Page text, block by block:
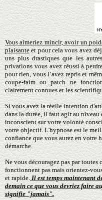
Vous aimeriez mincir, avoir un
plaisante et pour cela vous avez
uns plus drastiques que les
privations vous avez réussi à
pour rien, vous l’avez repris et
coupe-faim ou patch ne
clairement connues et les
Si vous avez la réelle intention
dans la durée, il faut agir au
inconscient sur votre volonté
votre objectif. L'hypnose est le
confiance que vous aurez en votre
démarche.
Ne vous découragez pas par toutes
fonctionnent pas mais orientez-
et rapide.Il est temps maintenant
demain ce que vous devriez faire
signifie "jamais".